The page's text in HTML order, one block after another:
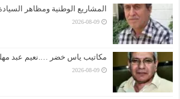
المشاريع الوطنية ومظاهر
2026-08-09
مكاتيب ياس خضر ….نعيم عبد
2026-08-09